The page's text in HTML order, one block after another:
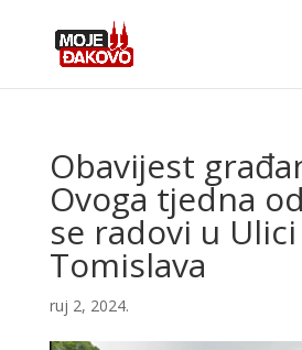
Obavijest
Ovoga tjedna
se radovi u
Tomislava
ruj 2, 2024.